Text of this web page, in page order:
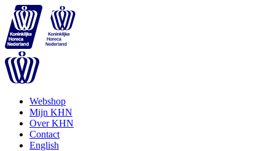
Webshop
Mijn KHN
Over KHN
Contact
English